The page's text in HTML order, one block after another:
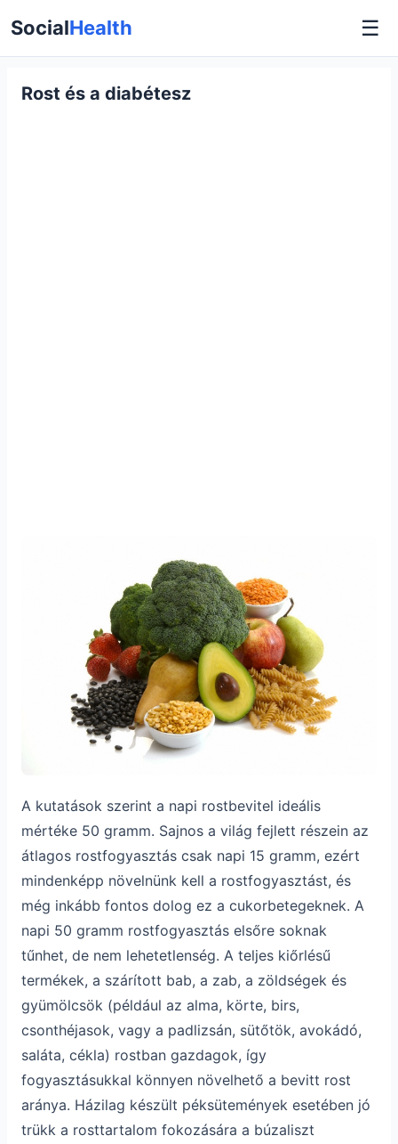
SocialHealth ☰
Rost és a diabétesz
A kutatások szerint a napi rostbevitel ideális
mértéke 50 gramm. Sajnos a világ fejlett részein az
átlagos rostfogyasztás csak napi 15 gramm, ezért
mindenképp növelnünk kell a rostfogyasztást, és
még inkább fontos dolog ez a cukorbetegeknek. A
napi 50 gramm rostfogyasztás elsőre soknak
tűnhet, de nem lehetetlenség. A teljes kiőrlésű
termékek, a szárított bab, a zab, a zöldségek és
gyümölcsök (például az alma, körte, birs,
csonthéjasok, vagy a padlizsán, sütőtök, avokádó,
saláta, cékla) rostban gazdagok, így
fogyasztásukkal könnyen növelhető a bevitt rost
aránya. Házilag készült péksütemények esetében jó
trükk a rosttartalom fokozására a búzaliszt